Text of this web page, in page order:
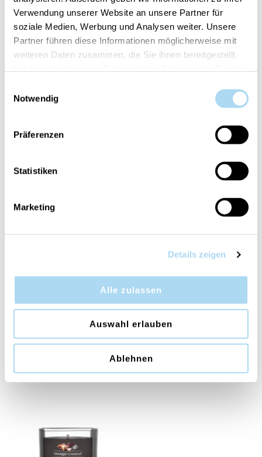
Verwendung unserer Website an unsere Partner für
soziale Medien, Werbung und Analysen weiter. Unsere
Partner führen diese Informationen möglicherweise mit
weiteren Daten zusammen, die Sie ihnen bereitgestellt
Notwendig
Präferenzen
Statistiken
Marketing
Details zeigen
Alle zulassen
Auswahl erlauben
Ablehnen
Medium Jar
CHF 14.95
Vanilla Bean Espresso
CHF 1.45
Wild Berry & Beets